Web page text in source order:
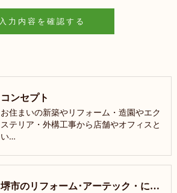
コンセプト
お住まいの新築やリフォーム・造園やエク
ステリア・外構工事から店舗やオフィスと
い…
堺市のリフォーム･アーテック・にしかわの口コミ情報